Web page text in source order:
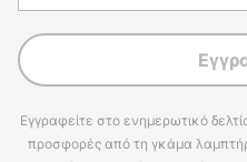
Εγγραφείτε στο ενημερωτικό
προσφορές από τη γκάμα